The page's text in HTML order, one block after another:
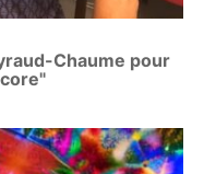
Chaume pour